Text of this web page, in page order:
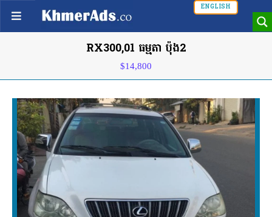
ENGLISH
RX300,01 ធម្មតា ប៉ុង2
$14,800